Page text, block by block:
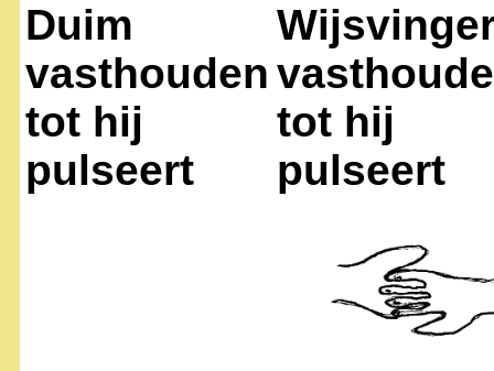
Duim
vasthouden
tot hij
pulseert
tot hij
pulseert